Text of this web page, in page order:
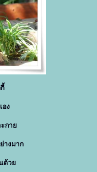
อง
ะกา
างมาก
นด้ว